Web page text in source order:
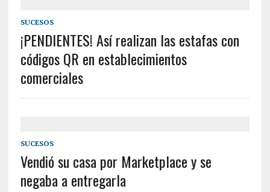
SUCESOS
¡PENDIENTES! Así realizan las estafas con
códigos QR en establecimientos
comerciales
SUCESOS
Vendió su casa por Marketplace y se
negaba a entregarla